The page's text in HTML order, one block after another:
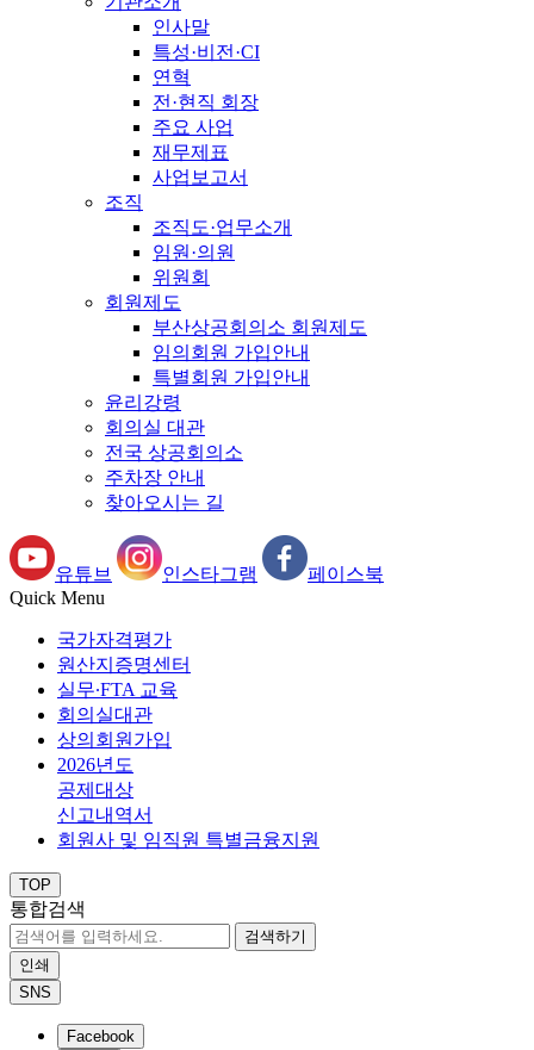
인사말
특성·비전·CI
연혁
전·현직 회장
주요 사업
재무제표
사업보고서
조직
조직도·업무소개
임원·의원
위원회
회원제도
부산상공회의소 회원제도
임의회원 가입안내
특별회원 가입안내
윤리강령
회의실 대관
전국 상공회의소
주차장 안내
찾아오시는 길
유튜브 인스타그램
페이스북
Quick Menu
국가자격평가
원산지증명센터
실무∙FTA 교육
회의실대관
상의회원가입
2026년도
공제대상
신고내역서
회원사 및 임직원 특별금융지원
TOP
통합검색
검색하기
인쇄
SNS
Facebook